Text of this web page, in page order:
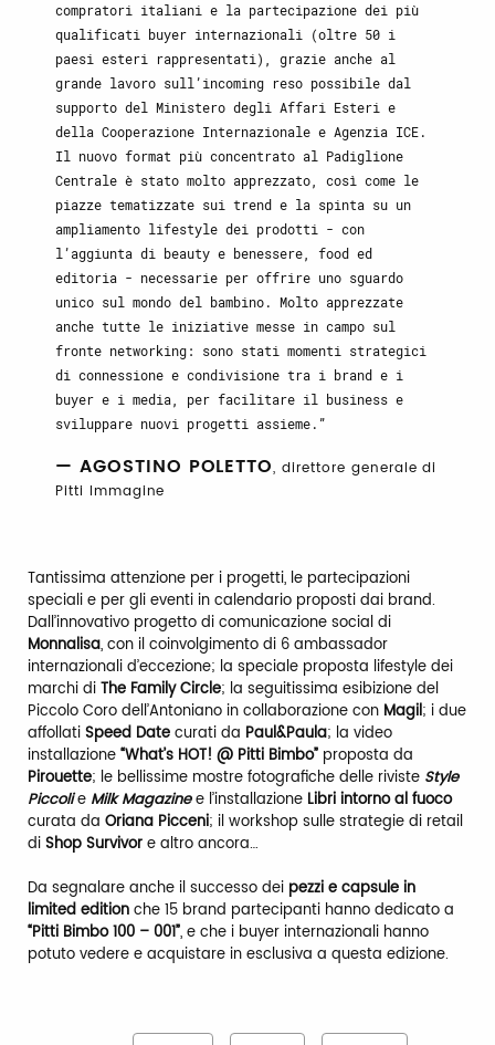
compratori italiani e la partecipazione dei più
qualificati buyer internazionali (oltre 50 i
paesi esteri rappresentati), grazie anche al
grande lavoro sull’incoming reso possibile dal
supporto del Ministero degli Affari Esteri e
della Cooperazione Internazionale e Agenzia ICE.
Il nuovo format più concentrato al Padiglione
Centrale è stato molto apprezzato, così come le
piazze tematizzate sui trend e la spinta su un
ampliamento lifestyle dei prodotti - con
l’aggiunta di beauty e benessere, food ed
editoria - necessarie per offrire uno sguardo
unico sul mondo del bambino. Molto apprezzate
anche tutte le iniziative messe in campo sul
fronte networking: sono stati momenti strategici
di connessione e condivisione tra i brand e i
buyer e i media, per facilitare il business e
sviluppare nuovi progetti assieme.
— AGOSTINO POLETTO, direttore generale di
Pitti Immagine
Tantissima attenzione per i progetti, le partecipazioni
speciali e per gli eventi in calendario proposti dai brand.
Dall’innovativo progetto di comunicazione social di
Monnalisa, con il coinvolgimento di 6 ambassador
internazionali d’eccezione; la speciale proposta lifestyle dei
marchi diThe Family Circle; la seguitissima esibizione del
Piccolo Coro dell’Antoniano in collaborazione con Magil; i due
affollatiSpeed Datecurati da Paul&Paula; la video
installazione“What’s HOT! @ Pitti Bimbo” proposta da
Pirouette; le bellissime mostre fotografiche delle riviste Style
Piccolie Milk Magazinee l’installazione Libri intorno al fuoco
curata da Oriana Picceni; il workshop sulle strategie di retail
diShop Survivore altro ancora…
Da segnalare anche il successo dei pezzi e capsule in
limited editionche 15 brand partecipanti hanno dedicato a
“Pitti Bimbo 100 – 001”, e che i buyer internazionali hanno
potuto vedere e acquistare in esclusiva a questa edizione.